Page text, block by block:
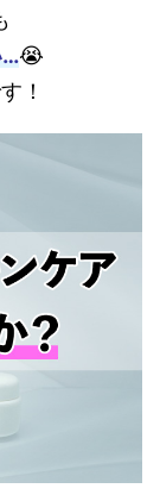
…😭
！